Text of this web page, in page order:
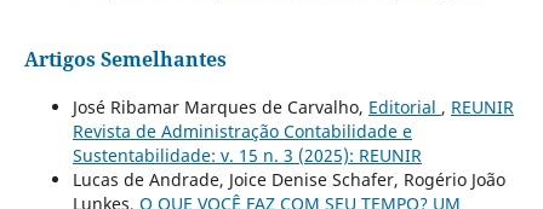
Artigos Semelhantes
José Ribamar Marques de Carvalho, Editorial , REUNIR
Revista de Administração Contabilidade e
Sustentabilidade: v. 15 n. 3 (2025): REUNIR
Lucas de Andrade, Joice Denise Schafer, Rogério João
Lunkes, O QUE VOCÊ FAZ COM SEU TEMPO? UM